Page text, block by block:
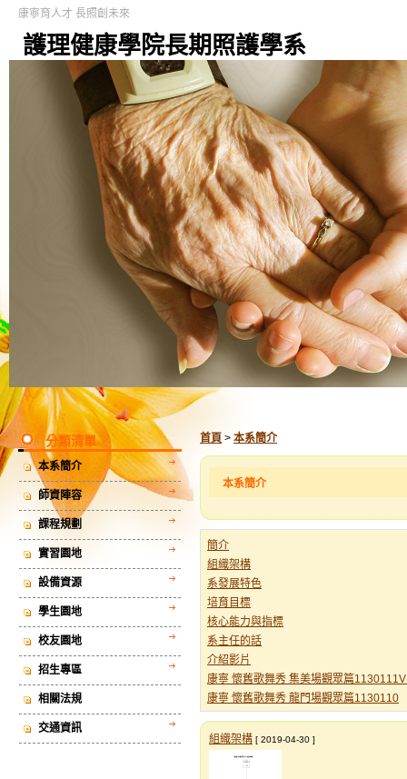
護理健康學院長期照護學系
康寧育人才 長照創未來
分類清單
本系簡介
師資陣容
課程規劃
實習園地
設備資源
學生園地
校友園地
招生專區
相關法規
交通資訊
首頁 > 本系簡介
本系簡介
簡介
組織架構
系發展特色
培育目標
核心能力與指標
系主任的話
介紹影片
康寧 懷舊歌舞秀 集美場觀眾篇
康寧 懷舊歌舞秀 龍門場觀眾篇1130110
組織架構 [ 2019-04-30 ]